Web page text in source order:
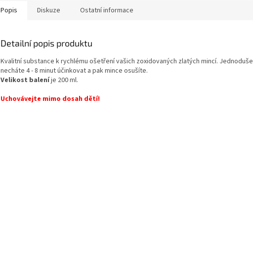
Popis Diskuze Ostatní informace
Detailní popis produktu
Kvalitní substance k rychlému ošetření vašich zoxidovaných zlatých mincí. Jednoduše
necháte 4 - 8 minut účinkovat a pak mince osušíte.
Velikost baleníje 200 ml.
Uchovávejte mimo dosah dětí!